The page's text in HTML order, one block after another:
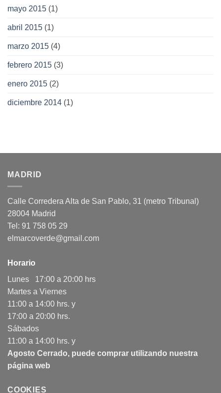
mayo 2015 (1)
abril 2015 (1)
marzo 2015 (4)
febrero 2015 (3)
enero 2015 (2)
diciembre 2014 (1)
MADRID
Calle Corredera Alta de San Pablo, 31 (metro Tribunal)
28004 Madrid
Tel: 91 758 05 29
elmarcoverde@gmail.com
Horario
Lunes 17:00 a 20:00 hrs
Martes a Viernes
11:00 a 14:00 hrs. y
17:00 a 20:00 hrs.
Sábados
11:00 a 14:00 hrs. y
Agosto Cerrado, puede comprar utilizando nuestra
página web
COOKIES